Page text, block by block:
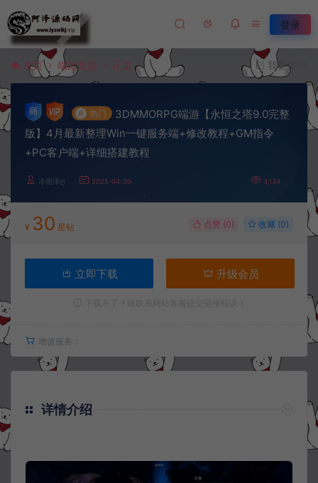
登录
首页 端游资源 正文 我要投稿
# 热门
3DMMORPG端游【永恒之塔9.0完整
版】4月最新整理Win一键服务端+修改教程+GM指令
+PC客户端+详细搭建教程
冷雨泽ღ 2025-04-30 3,134
¥ 30 星钻 点赞 (0) 收藏 (0)
立即下载 升级会员
增值服务：
详情介绍